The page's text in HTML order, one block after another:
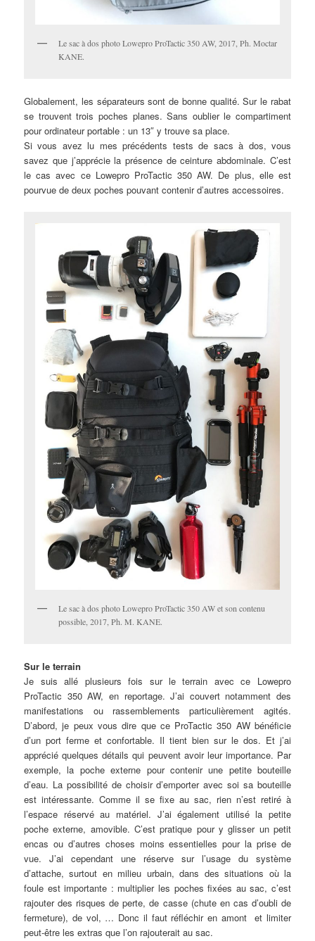
Le sac à dos photo Lowepro ProTactic 350 AW, 2017, Ph. Moctar
KANE.
Globalement, les séparateurs sont de bonne qualité. Sur le rabat
se trouvent trois poches planes. Sans oublier le compartiment
pour ordinateur portable : un 13″ y trouve sa place.
Si vous avez lu mes précédents tests de sacs à dos, vous
savez que j’apprécie la présence de ceinture abdominale. C’est
le cas avec ce Lowepro ProTactic 350 AW. De plus, elle est
pourvue de deux poches pouvant contenir d’autres accessoires.
Le sac à dos photo Lowepro ProTactic 350 AW et son contenu
possible, 2017, Ph. M. KANE.
Sur le terrain
Je suis allé plusieurs fois sur le terrain avec ce Lowepro
ProTactic 350 AW, en reportage. J’ai couvert notamment des
manifestations ou rassemblements particulièrement agités.
D’abord, je peux vous dire que ce ProTactic 350 AW bénéficie
d’un port ferme et confortable. Il tient bien sur le dos. Et j’ai
apprécié quelques détails qui peuvent avoir leur importance. Par
exemple, la poche externe pour contenir une petite bouteille
d’eau. La possibilité de choisir d’emporter avec soi sa bouteille
est intéressante. Comme il se fixe au sac, rien n’est retiré à
l’espace réservé au matériel. J’ai également utilisé la petite
poche externe, amovible. C’est pratique pour y glisser un petit
encas ou d’autres choses moins essentielles pour la prise de
vue. J’ai cependant une réserve sur l’usage du système
d’attache, surtout en milieu urbain, dans des situations où la
foule est importante : multiplier les poches fixées au sac, c’est
rajouter des risques de perte, de casse (chute en cas d’oubli de
fermeture), de vol, … Donc il faut réfléchir en amont et limiter
peut-être les extras que l’on rajouterait au sac.